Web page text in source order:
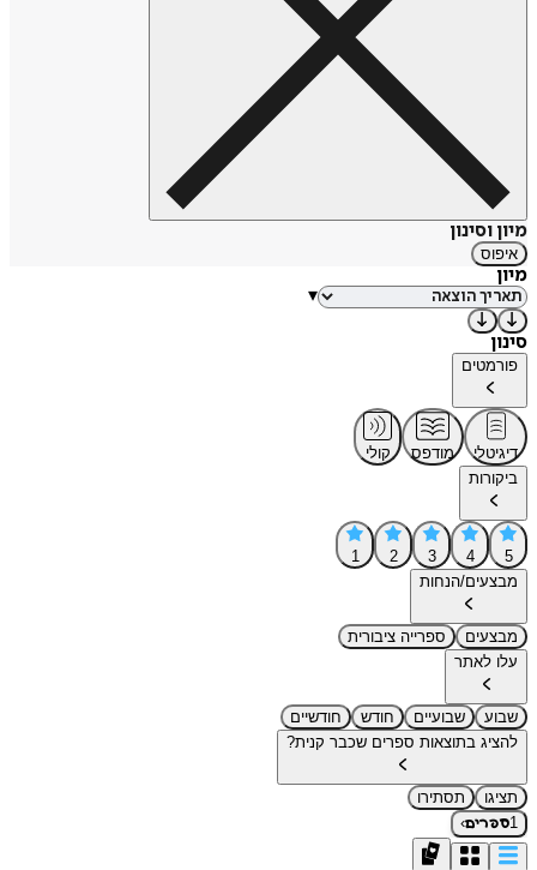
מיון וסינון
איפוס
מיון
▾
סינון
פורמטים
דיגיטלי מודפס
קולי
ביקורות
5
4
3
2
1
מבצעים/הנחות
מבצעים
ספרייה ציבורית
עלו לאתר
שבוע שבועיים חודש
חודשיים
להציג בתוצאות ספרים שכבר קנית?
תציגו
תסתירו
1ספרים›